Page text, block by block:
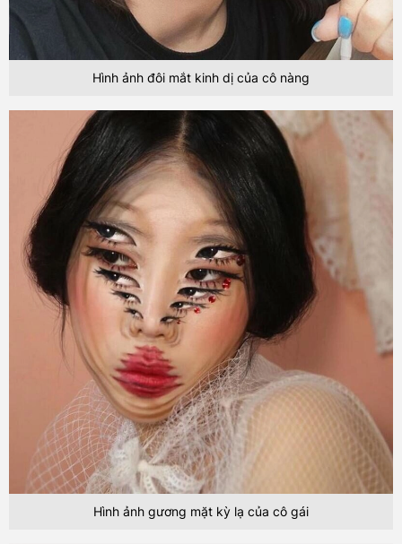
Hình ảnh đôi mắt kinh dị của cô nàng
Hình ảnh gương mặt kỳ lạ của cô gái